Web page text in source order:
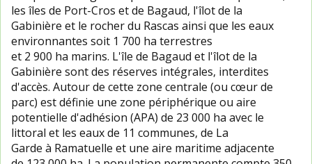
les îles de Port-Cros et de Bagaud, l'îlot de la
Gabinière et le rocher du Rascas ainsi que les eaux
environnantes soit 1 700 ha terrestres
et 2 900 ha marins. L'île de Bagaud et l'îlot de la
Gabinière sont des réserves intégrales, interdites
d'accès. Autour de cette zone centrale (ou cœur de
parc) est définie une zone périphérique ou aire
potentielle d'adhésion (APA) de 23 000 ha avec le
littoral et les eaux de 11 communes, de La
Garde à Ramatuelle et une aire maritime adjacente